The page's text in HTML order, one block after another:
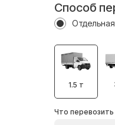
Способ
1.5 т
Что перевозить